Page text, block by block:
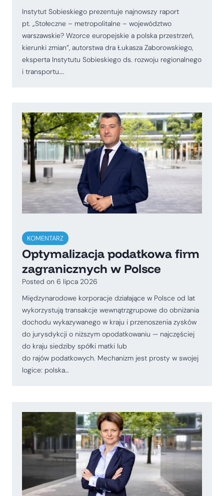
Instytut Sobieskiego prezentuje najnowszy raport
pt. „Stołeczne – metropolitalne – województwo
warszawskie? Wzorce europejskie a polska przestrzeń,
kierunki zmian”, autorstwa dra Łukasza Zaborowskiego,
eksperta Instytutu Sobieskiego ds. rozwoju regionalnego
i transportu….
KOMENTARZ
Optymalizacja podatkowa firm
zagranicznych w Polsce
Posted on 6 lipca 2026
Międzynarodowe korporacje działające w Polsce od lat
wykorzystują transakcje wewnątrzgrupowe do obniżania
dochodu wykazywanego w kraju i przenoszenia zysków
do jurysdykcji o niższym opodatkowaniu — najczęściej
do kraju siedziby spółki matki lub
do rajów podatkowych. Mechanizm jest prosty w swojej
logice: polska…